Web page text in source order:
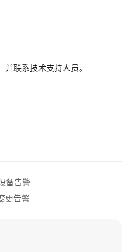
联系技术支持人员。
备告警
更告警